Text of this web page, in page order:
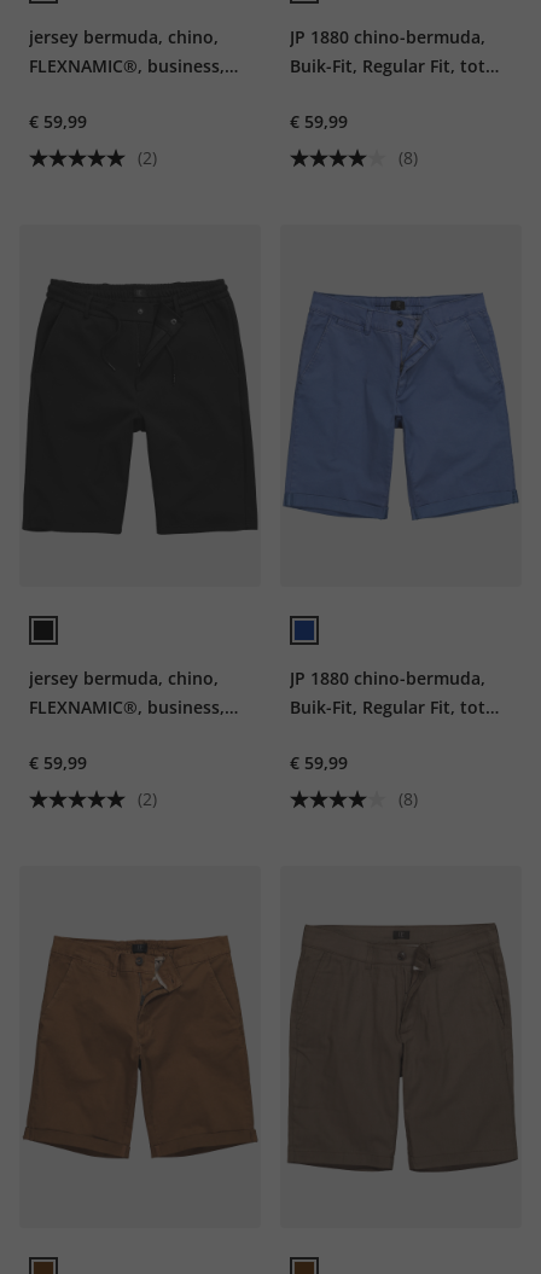
jersey bermuda, chino,
FLEXNAMIC®, business,
€ 59,99
(2)
JP 1880 chino-bermuda,
Buik-Fit, Regular Fit, tot
€ 59,99
(8)
jersey bermuda, chino,
FLEXNAMIC®, business,
€ 59,99
(2)
JP 1880 chino-bermuda,
Buik-Fit, Regular Fit, tot
€ 59,99
(8)